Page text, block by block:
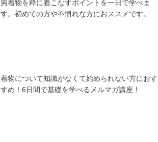
男着物を粋に着こなすポイントを一日で学べま
す。初めての方や不慣れな方におススメです。
着物について知識がなくて始められない方におす
すめ！6日間で基礎を学べるメルマガ講座！